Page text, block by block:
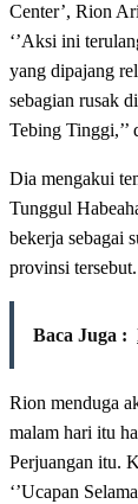
Center’, Rion
‘’Aksi ini
yang dipajang
sebagian rusak
Tebing Tinggi,’’
Dia mengakui
Tunggul
bekerja sebagai
provinsi tersebut.
Baca Juga :
Rion menduga
malam hari itu
Perjuangan itu.
‘’Ucapan